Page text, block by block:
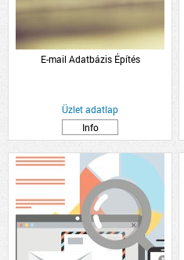
E-mail Adatbázis Építés
Üzlet adatlap
Info